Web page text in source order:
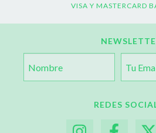
VISA Y MASTERCARD
REDES